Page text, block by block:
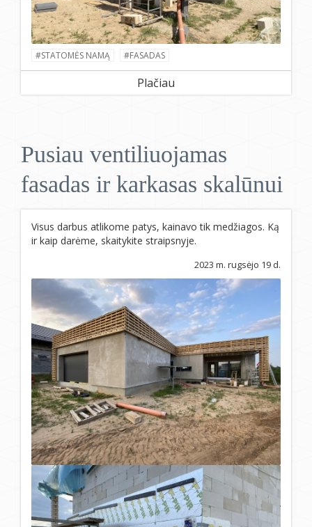
#STATOMĖS NAMĄ #FASADAS
Plačiau
Pusiau ventiliuojamas
fasadas ir karkasas skalūnui
Visus darbus atlikome patys, kainavo tik medžiagos. Ką
ir kaip darėme, skaitykite straipsnyje.
2023 m. rugsėjo 19 d.